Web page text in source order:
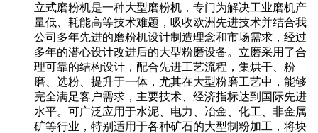
立式磨粉机是一种大型磨粉机，专门为解决工业磨机产
量低、耗能高等技术难题，吸收欧洲先进技术并结合我
公司多年先进的磨粉机设计制造理念和市场需求，经过
多年的潜心设计改进后的大型粉磨设备。立磨采用了合
理可靠的结构设计，配合先进工艺流程，集烘干、粉
磨、选粉、提升于一体，尤其在大型粉磨工艺中，能够
完全满足客户需求，主要技术、经济指标达到国际先进
水平。可广泛应用于水泥、电力、冶金、化工、非金属
矿等行业，特别适用于各种矿石的大型制粉加工，将块